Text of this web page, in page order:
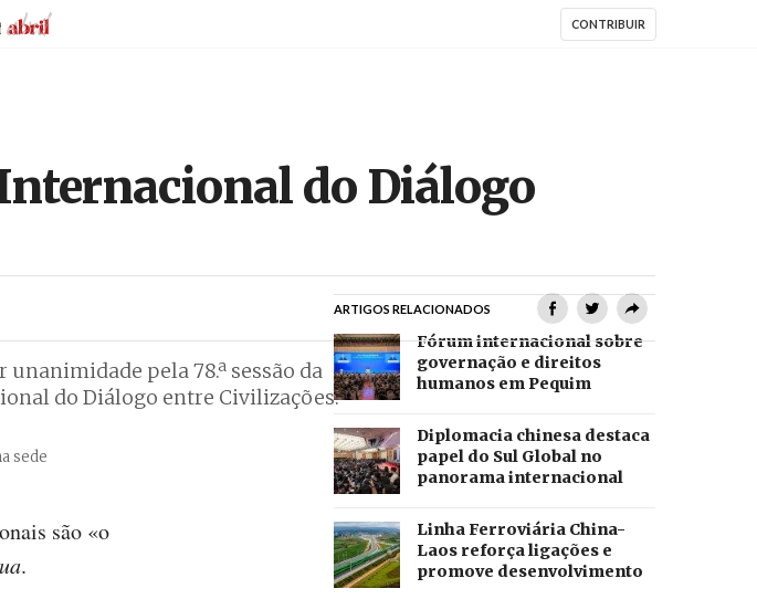
AbrilAbril CONTRIBUIR
do Diálogo
pela 78.ª sessão da
do Diálogo entre Civilizações.
sede
são «o
.
ARTIGOS RELACIONADOS
Fórum internacional sobre
governação e direitos
humanos em Pequim
Diplomacia chinesa destaca
papel do Sul Global no
panorama internacional
Linha Ferroviária China-
Laos reforça ligações e
promove desenvolvimento